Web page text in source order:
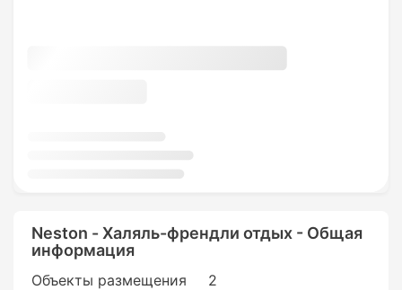
Neston - Халяль-френдли отдых - Общая
информация
Объекты размещения
2